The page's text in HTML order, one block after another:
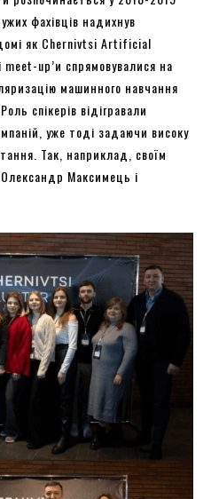
фахівців надихнув
як Chernivtsi Artificial
up’и спрямовувалися на
машинного навчання
спікерів відігравали
уже тоді задаючи високу
Так, наприклад, своїм
Максимець і